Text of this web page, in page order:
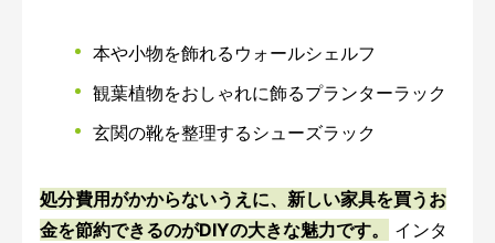
本や小物を飾れるウォールシェルフ
観葉植物をおしゃれに飾るプランターラック
玄関の靴を整理するシューズラック
処分費用がかからないうえに、新しい家具を買うお
金を節約できるのがDIYの大きな魅力です。
インタ